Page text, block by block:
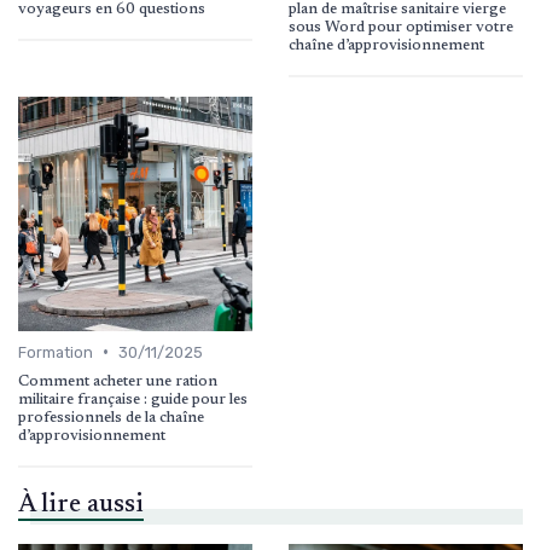
voyageurs en 60 questions
plan de maîtrise sanitaire vierge
sous Word pour optimiser votre
chaîne d’approvisionnement
Formation • 30/11/2025
Comment acheter une ration
militaire française : guide pour les
professionnels de la chaîne
d’approvisionnement
À lire aussi